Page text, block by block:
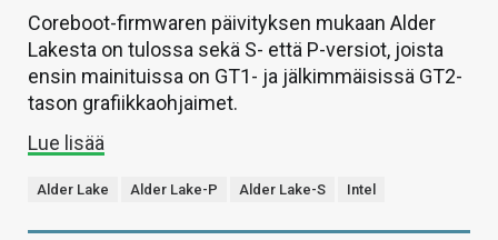
Coreboot-firmwaren päivityksen mukaan Alder
Lakesta on tulossa sekä S- että P-versiot, joista
ensin mainituissa on GT1- ja jälkimmäisissä GT2-
tason grafiikkaohjaimet.
Lue lisää
Alder Lake Alder Lake-P Alder Lake-S Intel